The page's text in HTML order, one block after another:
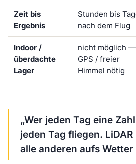
Zeit bis
Ergebnis
Stunden bis
nach dem Flug
Indoor /
überdachte
Lager
nicht möglich —
GPS / freier
Himmel nötig
„Wer jeden Tag eine
jeden Tag fliegen.
alle anderen aufs